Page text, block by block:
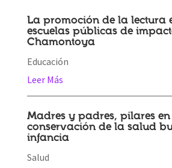
La promoción de la lectura
escuelas públicas de
Chamontoya
Educación
Leer Más
Madres y padres, pilares
conservación de la salud
infancia
Salud